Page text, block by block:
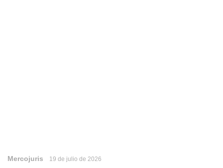
Mercojuris 19 de julio de 2026